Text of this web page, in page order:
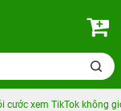
cước xem TikTok không